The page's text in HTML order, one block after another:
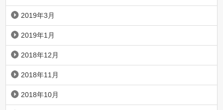
2019年3月
2019年1月
2018年12月
2018年11月
2018年10月